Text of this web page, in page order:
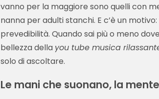
vanno per la maggiore sono quelli con
nanna per adulti stanchi. E c’è un
prevedibilità. Quando sai più o meno
bellezza della you tube musica
solo di ascoltare.
Le mani che suonano, la